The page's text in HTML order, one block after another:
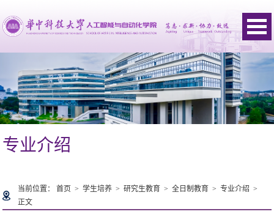
专业介绍
当前位置：首页 >学生培养 >研究生教育 >全日制教育 >专业介绍 >
正文